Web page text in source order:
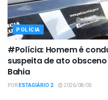
POLÍCIA
#Polícia: Homem é
suspeita de ato
Bahia
PORESTAGIÁRIO 2 2026/08/05